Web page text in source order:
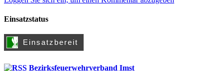
Einsatzstatus
Bezirksfeuerwehrverband Imst